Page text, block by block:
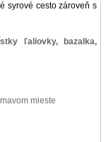
syrové cesto zároveň s
ľaliovky, bazalka,
mieste